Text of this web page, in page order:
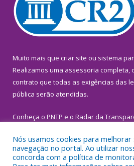
Muito mais que criar site ou sistema
Realizamos uma assessoria completa,
contrato que todas as exigências das
pública serão atendidas.
Conheça o PNTP e o Radar da
Nós usamos cookies para melhorar
navegação no portal. Ao utilizar
concorda com a política de